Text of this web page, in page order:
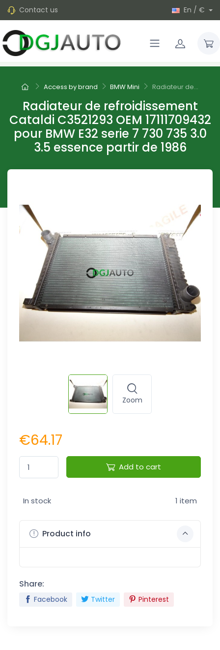
Contact us En / €
Access by brand BMW Mini Radiateur de...
Radiateur de refroidissement
Cataldi C3521293 OEM 17111709432
pour BMW E32 serie 7 730 735 3.0
3.5 essence partir de 1986
Zoom
€64.17
Add to cart
In stock 1 item
Product info
Share:
Facebook Twitter Pinterest